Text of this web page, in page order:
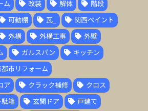
ム
改装 解体
階段
可動棚 瓦_
関西ペイント
外構 外構工事
外壁
ガルスパン
キッチン
都市リフォーム
ア
クラック補修
クロス
箱 玄関ドア 戸建て